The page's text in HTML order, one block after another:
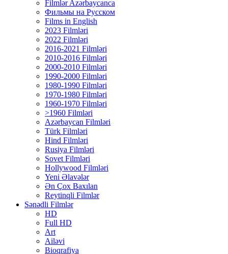
Filmlər Azərbaycanca
Фильмы на Русском
Films in English
2023 Filmləri
2022 Filmləri
2016-2021 Filmləri
2010-2016 Filmləri
2000-2010 Filmləri
1990-2000 Filmləri
1980-1990 Filmləri
1970-1980 Filmləri
1960-1970 Filmləri
>1960 Filmləri
Azərbaycan Filmləri
Türk Filmləri
Hind Filmləri
Rusiya Filmləri
Sovet Filmləri
Hollywood Filmləri
Yeni Əlavələr
Ən Çox Baxılan
Reytinqli Filmlər
Sənədli Filmlər
HD
Full HD
Art
Ailəvi
Bioqrafiya